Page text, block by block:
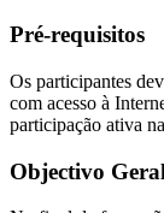
Pré-requisitos
Os participantes
com acesso à
participação ativa
Objectivo Geral